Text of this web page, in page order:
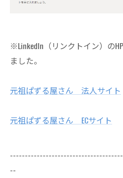
※LinkedIn（リンクトイン）の
ました。
元祖ぱずる屋さん 法人サイト
元祖ぱずる屋さん ECサイト
--